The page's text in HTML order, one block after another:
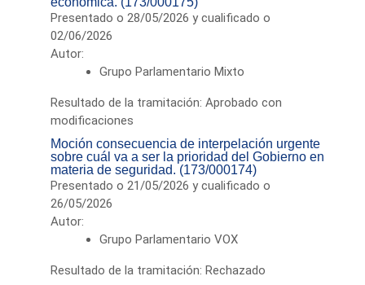
Presentado o 28/05/2026 y cualificado o
02/06/2026
Autor:
Grupo Parlamentario Mixto
Resultado de la tramitación: Aprobado con
modificaciones
Moción consecuencia de interpelación urgente
sobre cuál va a ser la prioridad del Gobierno en
materia de seguridad. (173/000174)
Presentado o 21/05/2026 y cualificado o
26/05/2026
Autor:
Grupo Parlamentario VOX
Resultado de la tramitación: Rechazado